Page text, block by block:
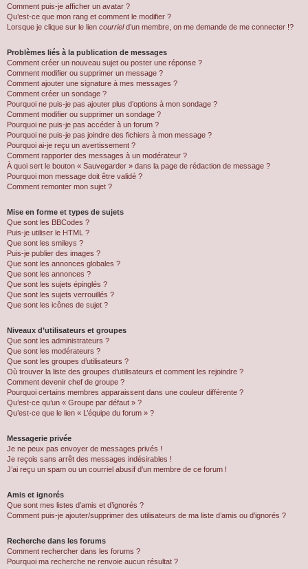
Comment puis-je afficher un avatar ?
Qu’est-ce que mon rang et comment le modifier ?
Lorsque je clique sur le lien courrield’un membre, on me demande de me connecter !?
Problèmes liés à la publication de messages
Comment créer un nouveau sujet ou poster une réponse ?
Comment modifier ou supprimer un message ?
Comment ajouter une signature à mes messages ?
Comment créer un sondage ?
Pourquoi ne puis-je pas ajouter plus d’options à mon sondage ?
Comment modifier ou supprimer un sondage ?
Pourquoi ne puis-je pas accéder à un forum ?
Pourquoi ne puis-je pas joindre des fichiers à mon message ?
Pourquoi ai-je reçu un avertissement ?
Comment rapporter des messages à un modérateur ?
À quoi sert le bouton « Sauvegarder » dans la page de rédaction de message ?
Pourquoi mon message doit être validé ?
Comment remonter mon sujet ?
Mise en forme et types de sujets
Que sont les BBCodes ?
Puis-je utiliser le HTML ?
Que sont les smileys ?
Puis-je publier des images ?
Que sont les annonces globales ?
Que sont les annonces ?
Que sont les sujets épinglés ?
Que sont les sujets verrouillés ?
Que sont les icônes de sujet ?
Niveaux d’utilisateurs et groupes
Que sont les administrateurs ?
Que sont les modérateurs ?
Que sont les groupes d’utilisateurs ?
Où trouver la liste des groupes d’utilisateurs et comment les rejoindre ?
Comment devenir chef de groupe ?
Pourquoi certains membres apparaissent dans une couleur différente ?
Qu’est-ce qu’un « Groupe par défaut » ?
Qu’est-ce que le lien « L’équipe du forum » ?
Messagerie privée
Je ne peux pas envoyer de messages privés !
Je reçois sans arrêt des messages indésirables !
J’ai reçu un spam ou un courriel abusif d’un membre de ce forum !
Amis et ignorés
Que sont mes listes d’amis et d’ignorés ?
Comment puis-je ajouter/supprimer des utilisateurs de ma liste d’amis ou d’ignorés ?
Recherche dans les forums
Comment rechercher dans les forums ?
Pourquoi ma recherche ne renvoie aucun résultat ?